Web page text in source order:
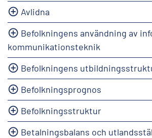
Avlidna
Befolkningens användning av
kommunikationsteknik
Befolkningens
Befolkningsprognos
Befolkningsstruktur
Betalningsbalans och